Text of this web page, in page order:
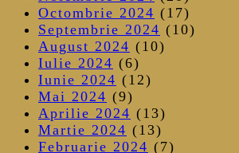
Octombrie 2024 (17)
Septembrie 2024 (10)
August 2024 (10)
Iulie 2024 (6)
Iunie 2024 (12)
Mai 2024 (9)
Aprilie 2024 (13)
Martie 2024 (13)
Februarie 2024 (7)